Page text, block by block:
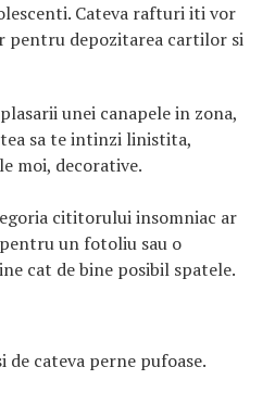
Cateva rafturi iti vor
pentru depozitarea cartilor si
unei canapele in zona,
sa te intinzi linistita,
moi, decorative.
cititorului insomniac ar
un fotoliu sau o
cat de bine posibil spatele.
cateva perne pufoase.